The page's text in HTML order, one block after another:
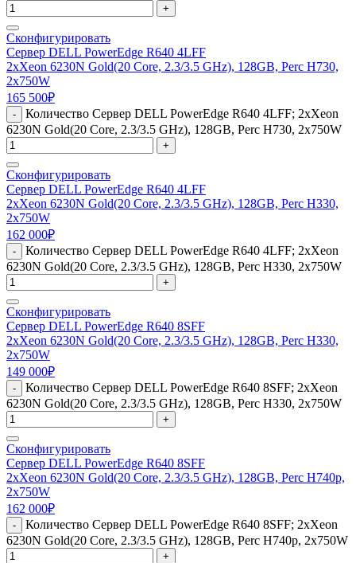
+
Сконфигурировать
Сервер DELL PowerEdge R640 4LFF
2xXeon 6230N Gold(20 Core, 2.3/3.5 GHz), 128GB, Perc H730,
2x750W
165 500₽
-
Количество Сервер DELL PowerEdge R640 4LFF; 2xXeon
6230N Gold(20 Core, 2.3/3.5 GHz), 128GB, Perc H730, 2x750W
+
Сконфигурировать
Сервер DELL PowerEdge R640 4LFF
2xXeon 6230N Gold(20 Core, 2.3/3.5 GHz), 128GB, Perc H330,
2x750W
162 000₽
-
Количество Сервер DELL PowerEdge R640 4LFF; 2xXeon
6230N Gold(20 Core, 2.3/3.5 GHz), 128GB, Perc H330, 2x750W
+
Сконфигурировать
Сервер DELL PowerEdge R640 8SFF
2xXeon 6230N Gold(20 Core, 2.3/3.5 GHz), 128GB, Perc H330,
2x750W
149 000₽
-
Количество Сервер DELL PowerEdge R640 8SFF; 2xXeon
6230N Gold(20 Core, 2.3/3.5 GHz), 128GB, Perc H330, 2x750W
+
Сконфигурировать
Сервер DELL PowerEdge R640 8SFF
2xXeon 6230N Gold(20 Core, 2.3/3.5 GHz), 128GB, Perc H740p,
2x750W
162 000₽
-
Количество Сервер DELL PowerEdge R640 8SFF; 2xXeon
6230N Gold(20 Core, 2.3/3.5 GHz), 128GB, Perc H740p, 2x750W
+